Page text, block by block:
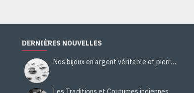
DERNIÈRES NOUVELLES
Nos bijoux en argent véritable et pierres naturelles